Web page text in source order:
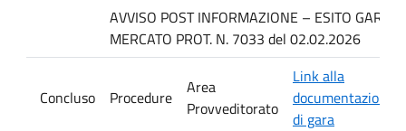
AVVISO POST INFORMAZIONE – ESITO GARA
MERCATO PROT. N. 7033 del 02.02.2026
Concluso Procedure
Area
Provveditorato
Link alla
documentazione
di gara